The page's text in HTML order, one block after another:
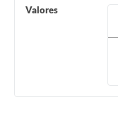
Valores